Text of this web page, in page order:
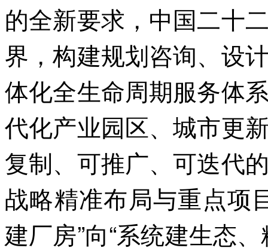
的全新要求，中国二十
界，构建规划咨询、设
体化全生命周期服务体
代化产业园区、城市更
复制、可推广、可迭代
战略精准布局与重点项
建厂房”向“系统建生态